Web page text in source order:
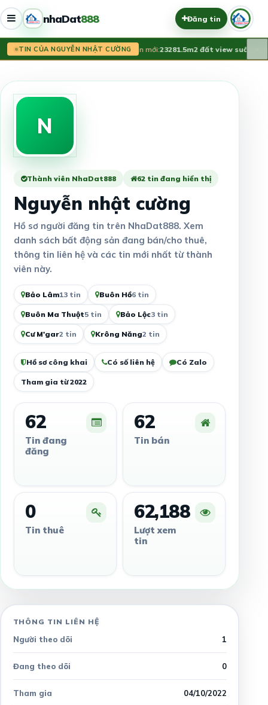
nhaDat888 Đăng tin
TIN CỦA NGUYỄN NHẬT CƯỜNGTin mới:23281.5m2 đất view suối tại
N
Thành viên NhaDat888 62 tin đang hiển thị
Nguyễn nhật cường
Hồ sơ người đăng tin trên NhaDat888. Xem
danh sách bất động sản đang bán/cho thuê,
thông tin liên hệ và các tin mới nhất từ thành
viên này.
Bảo Lâm13 tin Buôn Hồ6 tin
Buôn Ma Thuột5 tin Bảo Lộc3 tin
Cư M'gar2 tin Krông Năng2 tin
Hồ sơ công khai Có số liên hệ Có Zalo
Tham gia từ 2022
62
Tin đang
đăng
62
Tin bán
0
Tin thuê
62,188
Lượt xem
tin
THÔNG TIN LIÊN HỆ
Người theo dõi 1
Đang theo dõi 0
Tham gia 04/10/2022